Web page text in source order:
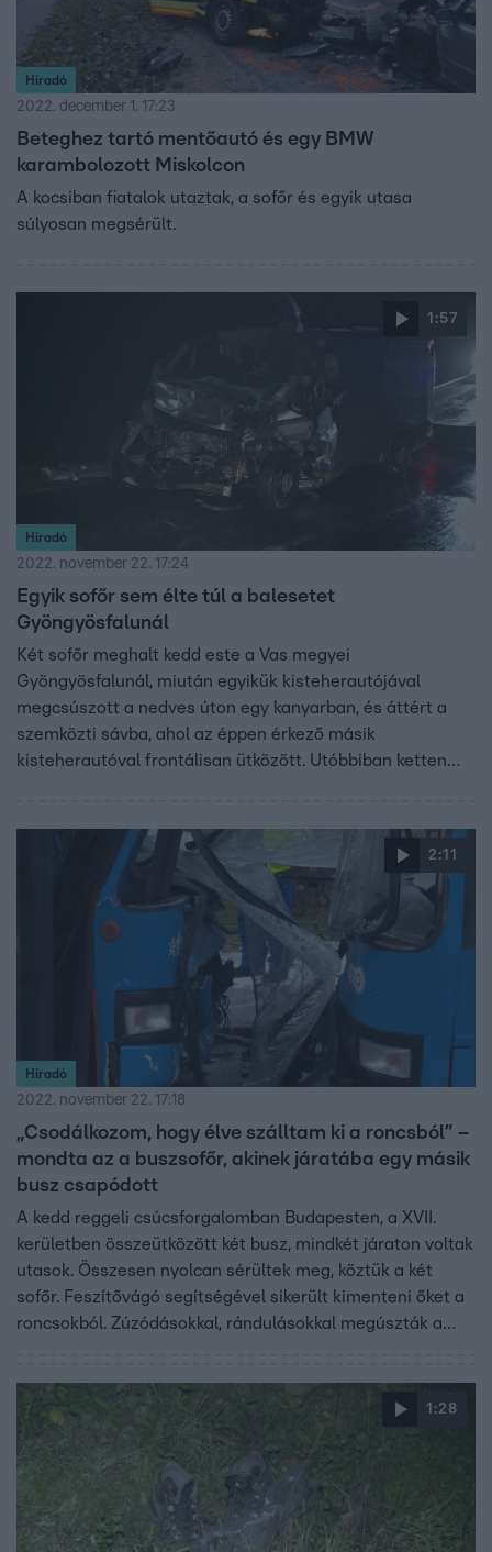
Híradó
2022. december 1. 17:23
Beteghez tartó mentőautó és egy BMW
karambolozott Miskolcon
A kocsiban fiatalok utaztak, a sofőr és egyik utasa
súlyosan megsérült.
1:57
Híradó
2022. november 22. 17:24
Egyik sofőr sem élte túl a balesetet
Gyöngyösfalunál
Két sofőr meghalt kedd este a Vas megyei
Gyöngyösfalunál, miután egyikük kisteherautójával
megcsúszott a nedves úton egy kanyarban, és áttért a
szemközti sávba, ahol az éppen érkező másik
kisteherautóval frontálisan ütközött. Utóbbiban ketten
2:11
Híradó
2022. november 22. 17:18
„Csodálkozom, hogy élve szálltam ki a roncsból” –
mondta az a buszsofőr, akinek járatába egy másik
busz csapódott
A kedd reggeli csúcsforgalomban Budapesten, a XVII.
kerületben összeütközött két busz, mindkét járaton voltak
utasok. Összesen nyolcan sérültek meg, köztük a két
sofőr. Feszítővágó segítségével sikerült kimenteni őket a
roncsokból. Zúzódásokkal, rándulásokkal megúszták a
1:28